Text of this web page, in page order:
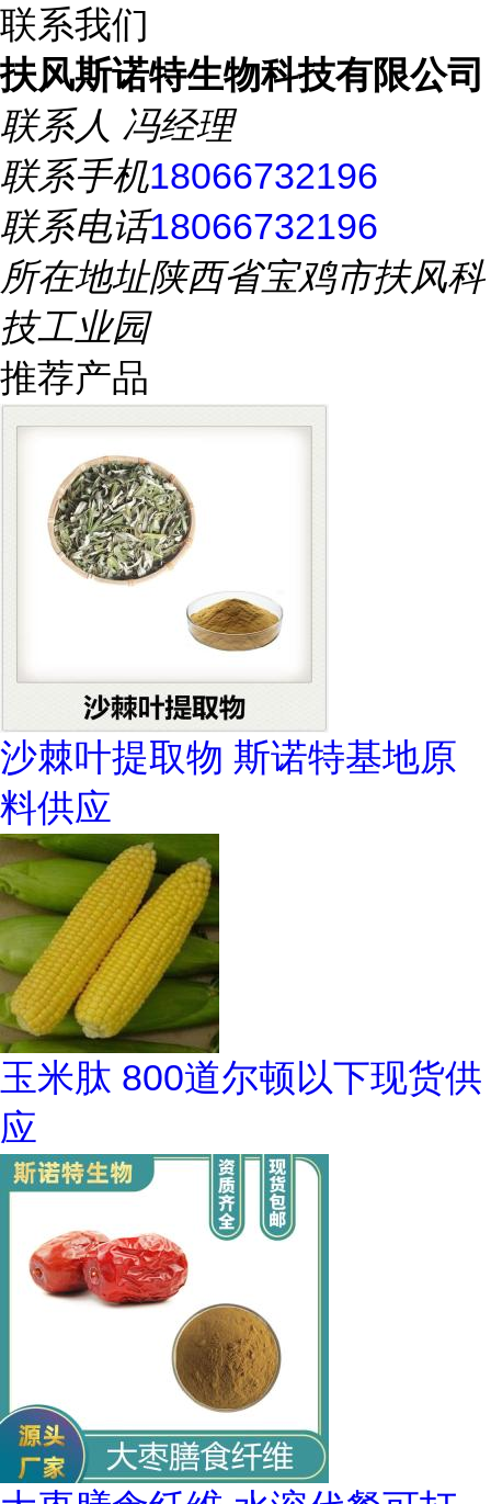
联系我们
扶风斯诺特生物科技有限公司
联系人 冯经理
联系手机18066732196
联系电话18066732196
所在地址陕西省宝鸡市扶风科
技工业园
推荐产品
沙棘叶提取物 斯诺特基地原
料供应
玉米肽 800道尔顿以下现货供
应